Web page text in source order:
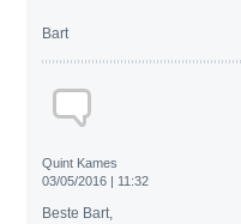
Bart
Quint Kames
03/05/2016 | 11:32
Beste Bart,